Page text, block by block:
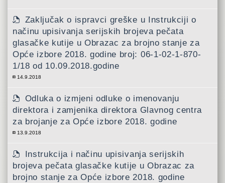
Zaključak o ispravci greške u Instrukciji o
načinu upisivanja serijskih brojeva pečata
glasačke kutije u Obrazac za brojno stanje za
Opće izbore 2018. godine broj: 06-1-02-1-870-
1/18 od 10.09.2018.godine
14.9.2018
Odluka o izmjeni odluke o imenovanju
direktora i zamjenika direktora Glavnog centra
za brojanje za Opće izbore 2018. godine
13.9.2018
Instrukcija i načinu upisivanja serijskih
brojeva pečata glasačke kutije u Obrazac za
brojno stanje za Opće izbore 2018. godine